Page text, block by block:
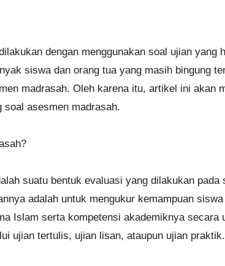
dengan menggunakan soal ujian yang
siswa dan orang tua yang masih bingung
madrasah. Oleh karena itu, artikel ini akan
soal asesmen madrasah.
suatu bentuk evaluasi yang dilakukan pada
adalah untuk mengukur kemampuan
Islam serta kompetensi akademiknya secara
ujian tertulis, ujian lisan, ataupun ujian praktik.